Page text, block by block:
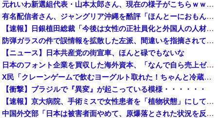
元れいわ新選組代表・山本太郎さん、現在の様子がこちらｗｗｗｗｗ
有名配信者さん、ジャングリア沖縄を酷評「ほんとーにおもんない！カス！」→炎上→逆に配信でブチギレ反論！絶叫しながら熱弁「誰かが声を上げないといけ...
【速報】日銀植田総裁「今後は女性の正社員化と外国人の人材活用が鍵」
防弾ガラスの件で誤情報を拡散した左派、間違いを指摘されても頑として認めなかった結果……
【ニュース】日本共産党の街宣車、ほんと碌でもないな
日本のフォント企業を買収した海外資本、「なんで自ら売上ゼロにするようなことするの」とドン引きするような方針転換を……
X民「クレーンゲームで飲むヨーグルト取れた！ちゃんと冷蔵庫で冷やされてたし問題ないよねｗ」ｸﾞﾋﾞｯ→結果ｗｗｗｗｗｗｗ
【衝撃】ブラジルで『異変』が起こっている模様・・・・・・
【速報】京大病院、手術ミスで女性患者を「植物状態」にしてしまう・・・
中国外交部「日本は被害者面やめて、原爆落とされた状況を反省すべき」